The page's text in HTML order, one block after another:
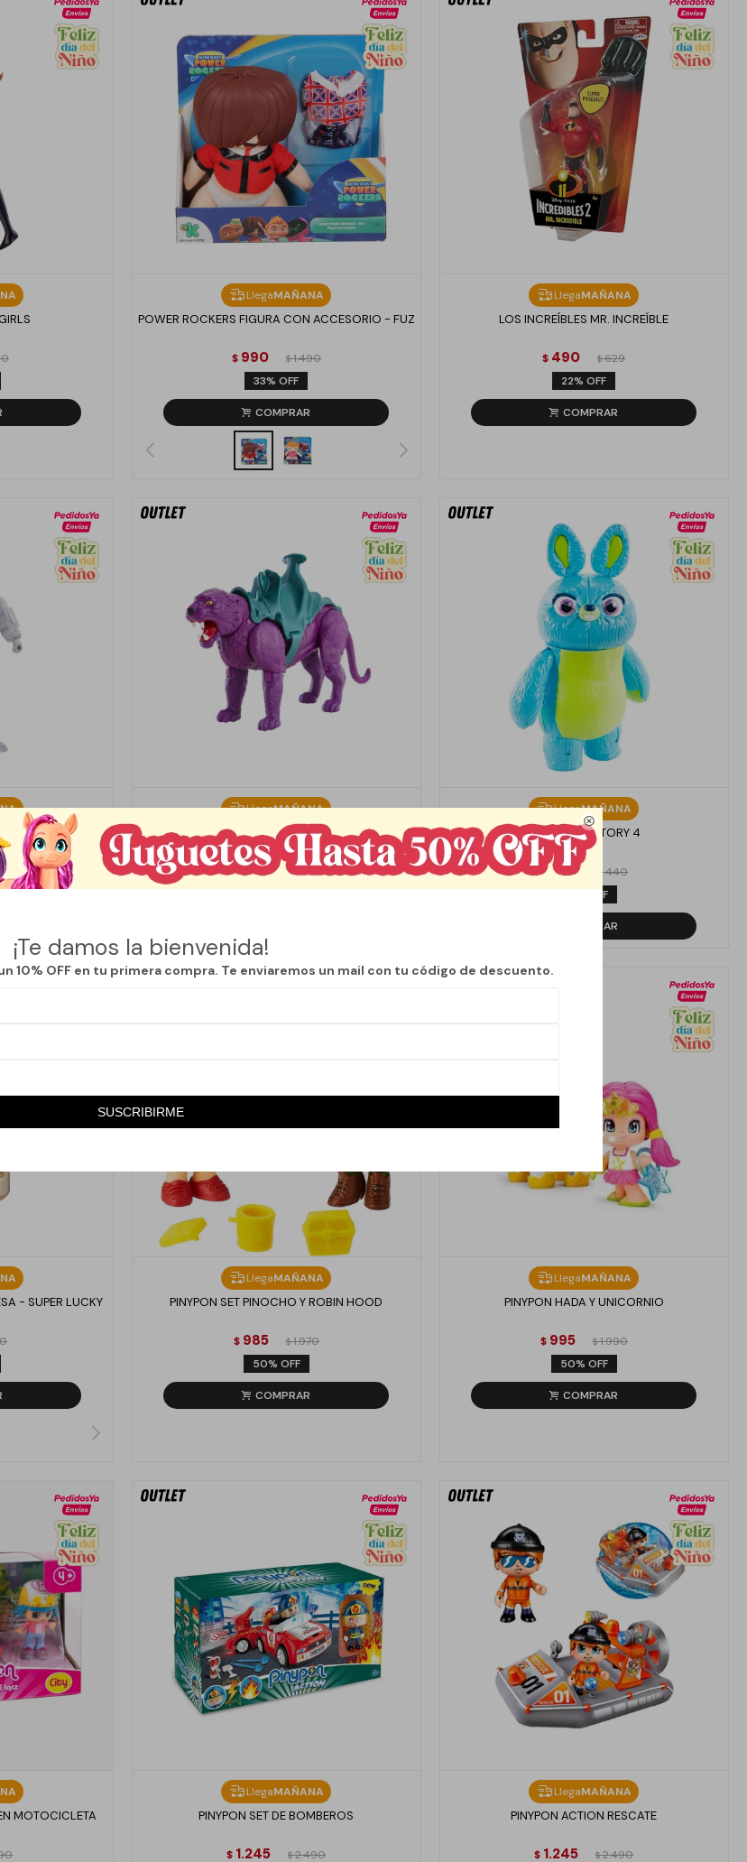

¡Te damos la bienvenida!
10% OFF en tu primera compra. Te enviaremos un mail con tu código de descuento.
SUSCRIBIRME
LlegaMAÑANA
POWER ROCKERS FIGURA CON ACCESORIO - FUZ
$ 990 $ 1.490
33
LlegaMAÑANA
LOS INCREÍBLES MR. INCREÍBLE
$ 490 $ 629
22
LlegaMAÑANA
HE MAN PERSONAJES PANTHOR
$1.875 $ 3.750
LlegaMAÑANA
BUNNT TOY STORY 4
$ 720
1.440
- SUPER LUCKY
LlegaMAÑANA
PINYPON SET PINOCHO Y ROBIN HOOD
$ 985 $ 1.970
50
LlegaMAÑANA
PINYPON HADA Y UNICORNIO
$ 995 $ 1.990
50
MOTOCICLETA
LlegaMAÑANA
PINYPON SET DE BOMBEROS
$ 1.245 $ 2.490
LlegaMAÑANA
PINYPON ACTION RESCATE
$ 1.245 $ 2.490